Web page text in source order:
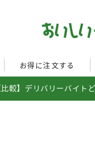
お得に注文する
Uber Eatsの注文ガイド
比較】デリバリーバイト